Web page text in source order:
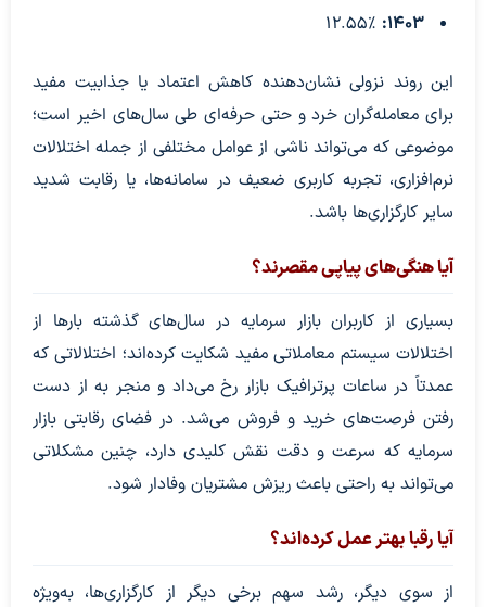
۱۴۰۳:
این روند نزولی نشان‌دهنده کاهش اعتماد یا جذابیت مفید
برای معامله‌گران خرد و حتی حرفه‌ای طی سال‌های اخیر است؛
موضوعی که می‌تواند ناشی از عوامل مختلفی از جمله اختلالات
نرم‌افزاری، تجربه کاربری ضعیف در سامانه‌ها، یا رقابت شدید
سایر کارگزاری‌ها باشد.
آیا هنگی‌های پیاپی مقصرند؟
بسیاری از کاربران بازار سرمایه در سال‌های گذشته بارها از
اختلالات سیستم معاملاتی مفید شکایت کرده‌اند؛ اختلالاتی که
عمدتاً در ساعات پرترافیک بازار رخ می‌داد و منجر به از دست
رفتن فرصت‌های خرید و فروش می‌شد. در فضای رقابتی بازار
سرمایه که سرعت و دقت نقش کلیدی دارد، چنین مشکلاتی
می‌تواند به راحتی باعث ریزش مشتریان وفادار شود.
آیا رقبا بهتر عمل کرده‌اند؟
از سوی دیگر، رشد سهم برخی دیگر از کارگزاری‌ها، به‌ویژه